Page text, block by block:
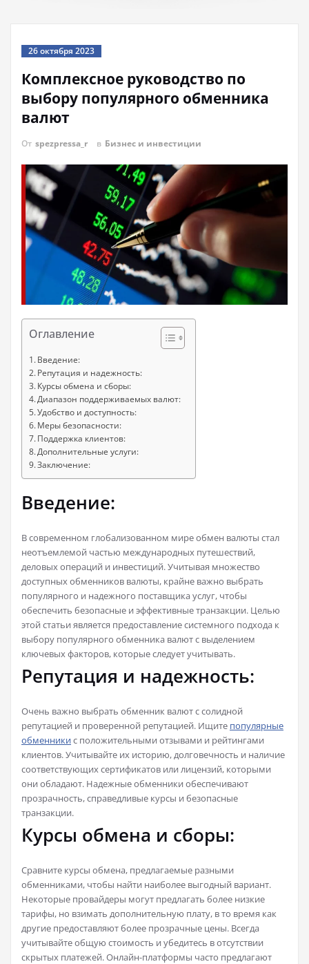
26 октября 2023
Комплексное руководство по
выбору популярного обменника
валют
От spezpressa_r в Бизнес и инвестиции
Оглавление
Введение:
Репутация и надежность:
Курсы обмена и сборы:
Диапазон поддерживаемых валют:
Удобство и доступность:
Меры безопасности:
Поддержка клиентов:
Дополнительные услуги:
Заключение:
Введение:
В современном глобализованном мире обмен валюты стал
неотъемлемой частью международных путешествий,
деловых операций и инвестиций. Учитывая множество
доступных обменников валюты, крайне важно выбрать
популярного и надежного поставщика услуг, чтобы
обеспечить безопасные и эффективные транзакции. Целью
этой статьи является предоставление системного подхода к
выбору популярного обменника валют с выделением
ключевых факторов, которые следует учитывать.
Репутация и надежность:
Очень важно выбрать обменник валют с солидной
репутацией и проверенной репутацией. Ищите популярные
обменникис положительными отзывами и рейтингами
клиентов. Учитывайте их историю, долговечность и наличие
соответствующих сертификатов или лицензий, которыми
они обладают. Надежные обменники обеспечивают
прозрачность, справедливые курсы и безопасные
транзакции.
Курсы обмена и сборы:
Сравните курсы обмена, предлагаемые разными
обменниками, чтобы найти наиболее выгодный вариант.
Некоторые провайдеры могут предлагать более низкие
тарифы, но взимать дополнительную плату, в то время как
другие предоставляют более прозрачные цены. Всегда
учитывайте общую стоимость и убедитесь в отсутствии
скрытых платежей. Онлайн-платформы часто предлагают